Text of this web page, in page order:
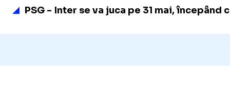
PSG - Inter se va juca pe 31 mai,